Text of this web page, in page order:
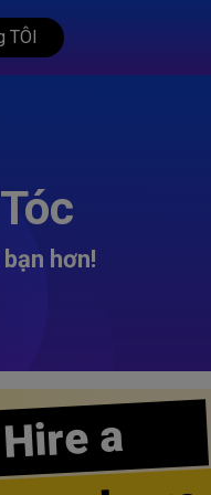
TÔI
hơn!
Hire a